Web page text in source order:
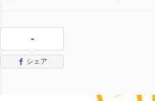
-
シェア